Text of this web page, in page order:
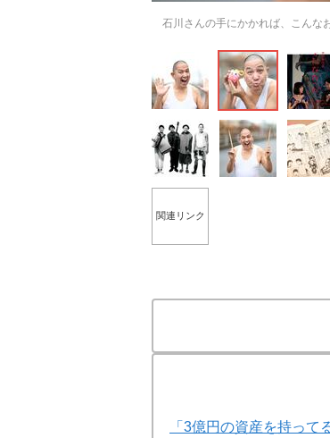
石川さんの手にかかれば、こん
関連リンク
「3億円の資産を持っ